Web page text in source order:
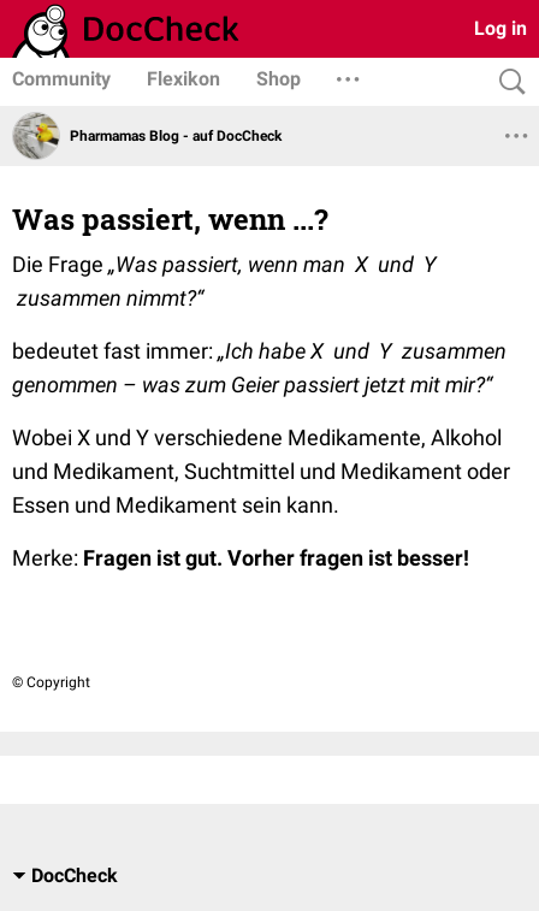
Log in
Community Flexikon Shop
Pharmamas Blog - auf DocCheck
Was passiert, wenn ...?
Die Frage „Was passiert, wenn man X und Y
zusammen nimmt?“
bedeutet fast immer:„Ich habe X und Y zusammen
genommen – was zum Geier passiert jetzt mit mir?“
Wobei X und Y verschiedene Medikamente, Alkohol
und Medikament, Suchtmittel und Medikament oder
Essen und Medikament sein kann.
Merke: Fragen ist gut. Vorher fragen ist besser!
© Copyright
DocCheck